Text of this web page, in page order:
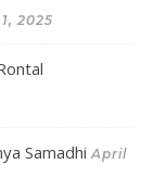
2025
Samadhi April